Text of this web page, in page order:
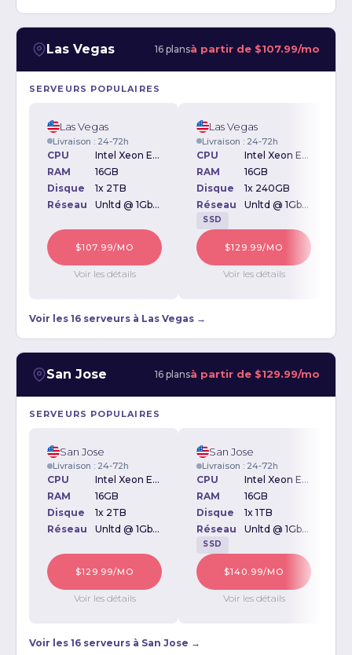
Las Vegas 16 plansà partir de $107.99/mo
SERVEURS POPULAIRES
Las Vegas
Livraison : 24-72h
CPU
Intel Xeon E3-1231v3 3.40GHz
RAM
16GB
Disque
1x 2TB
Réseau
Unltd @ 1Gbps
$107.99/MO
Voir les détails
Las Vegas
Livraison : 24-72h
CPU
Intel Xeon E3-1270 3.4GHz
RAM
16GB
Disque
1x 240GB
Réseau
Unltd @ 1Gbps
SSD
$129.99/MO
Voir les détails
Voir les 16 serveurs à Las Vegas →
San Jose 16 plansà partir de $129.99/mo
SERVEURS POPULAIRES
San Jose
Livraison : 24-72h
CPU
Intel Xeon E3-1270v2 3.50GHz
RAM
16GB
Disque
1x 2TB
Réseau
Unltd @ 1Gbps
$129.99/MO
Voir les détails
San Jose
Livraison : 24-72h
CPU
Intel Xeon E3-1270v2 3.50GHz
RAM
16GB
Disque
1x 1TB
Réseau
Unltd @ 1Gbps
SSD
$140.99/MO
Voir les détails
Voir les 16 serveurs à San Jose →